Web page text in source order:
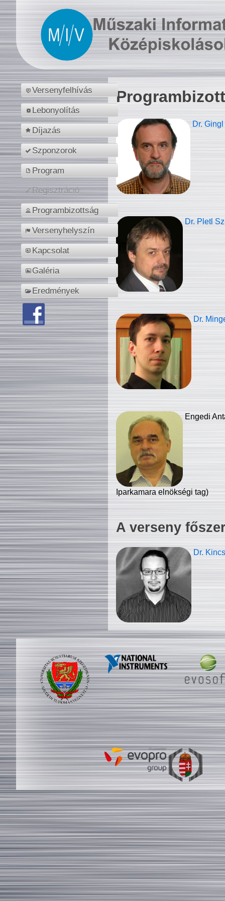
Versenyfelhívás
Lebonyolítás
Díjazás
Szponzorok
Program
Regisztráció
Programbizottság
Versenyhelyszín
Kapcsolat
Galéria
Eredmények
Dr.
Dr. Pletl
Dr.
Engedi
Iparkamara elnökségi tag)
A verseny
Dr.